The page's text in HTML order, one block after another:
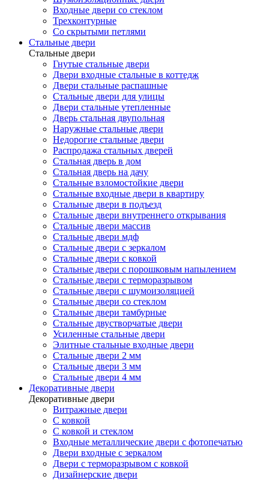
Входные двери со стеклом
Трехконтурные
Со скрытыми петлями
Стальные двери
Стальные двери
Гнутые стальные двери
Двери входные стальные в коттедж
Двери стальные распашные
Стальные двери для улицы
Двери стальные утепленные
Дверь стальная двупольная
Наружные стальные двери
Недорогие стальные двери
Распродажа стальных дверей
Стальная дверь в дом
Стальная дверь на дачу
Стальные взломостойкие двери
Стальные входные двери в квартиру
Стальные двери в подъезд
Стальные двери внутреннего открывания
Стальные двери массив
Стальные двери мдф
Стальные двери с зеркалом
Стальные двери с ковкой
Стальные двери с порошковым напылением
Стальные двери с терморазрывом
Стальные двери с шумоизоляцией
Стальные двери со стеклом
Стальные двери тамбурные
Стальные двустворчатые двери
Усиленные стальные двери
Элитные стальные входные двери
Стальные двери 2 мм
Стальные двери 3 мм
Стальные двери 4 мм
Декоративные двери
Декоративные двери
Витражные двери
С ковкой
С ковкой и стеклом
Входные металлические двери с фотопечатью
Двери входные с зеркалом
Двери с терморазрывом с ковкой
Дизайнерские двери